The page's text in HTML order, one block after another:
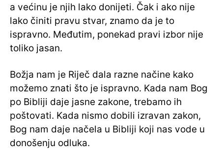
a većinu je njih lako donijeti. Čak i ako nije
lako činiti pravu stvar, znamo da je to
ispravno. Međutim, ponekad pravi izbor nije
toliko jasan.
Božja nam je Riječ dala razne načine kako
možemo znati što je ispravno. Kada nam Bog
po Bibliji daje jasne zakone, trebamo ih
poštovati. Kada nismo dobili izravan zakon,
Bog nam daje načela u Bibliji koji nas vode u
donošenju odluka.